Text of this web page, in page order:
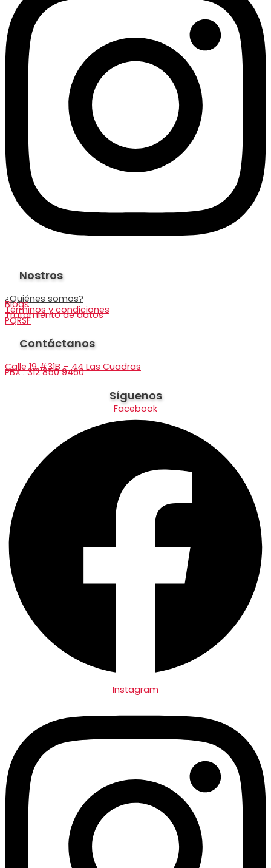
Nostros
¿Quiénes somos?
Blogs
Términos y condiciones
Tratamiento de datos
PQRSF
Contáctanos
Calle 19 #31B – 44 Las Cuadras
PBX : 312 850 9460
Síguenos
Facebook
Instagram